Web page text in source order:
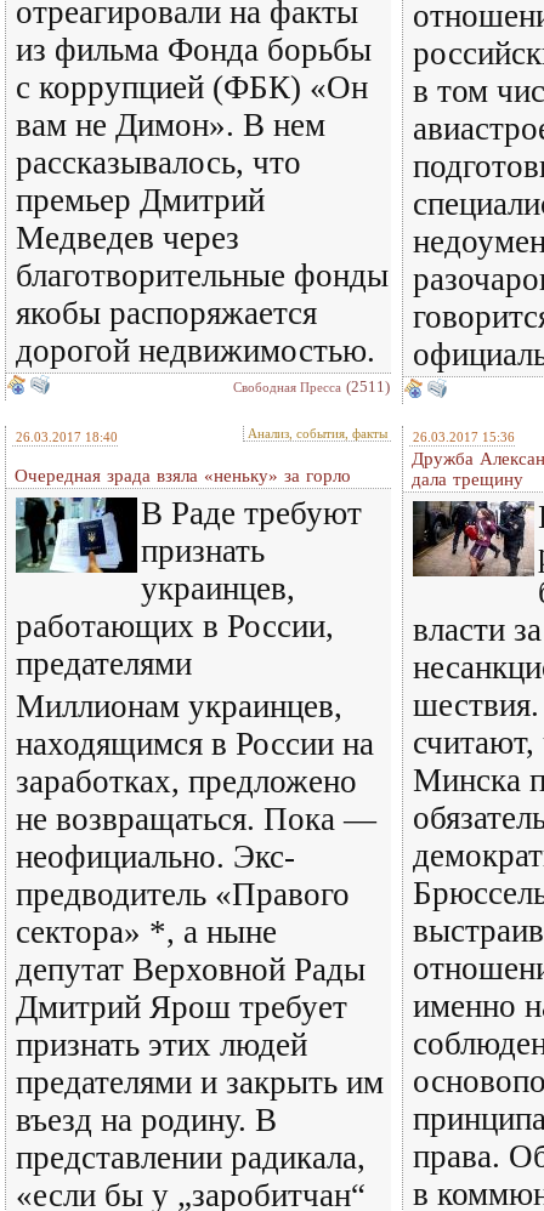
отреагировали на факты
из фильма Фонда борьбы
с коррупцией (ФБК) «Он
вам не Димон». В нем
рассказывалось, что
премьер Дмитрий
Медведев через
благотворительные фонды
якобы распоряжается
дорогой недвижимостью.
Свободная Пресса (2511)
в том
26.03.2017 18:40 Анализ, события, факты
Очередная зрада взяла «неньку» за горло
В Раде требуют
признать
украинцев,
работающих в России,
предателями
Миллионам украинцев,
находящимся в России на
заработках, предложено
не возвращаться. Пока —
неофициально. Экс-
предводитель «Правого
сектора» *, а ныне
депутат Верховной Рады
Дмитрий Ярош требует
признать этих людей
предателями и закрыть им
въезд на родину. В
представлении радикала,
«если бы у „заробитчан“
26.03.2017 15:36
Дружба
дала трещину
власти
считают,
Минска
именно
права.
в